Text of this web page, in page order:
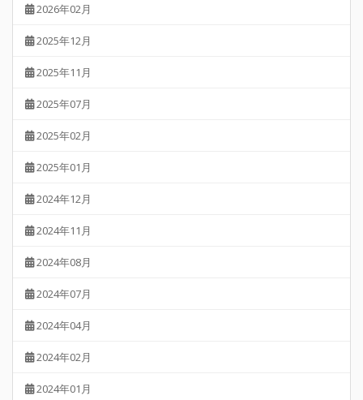
2026年02月
2025年12月
2025年11月
2025年07月
2025年02月
2025年01月
2024年12月
2024年11月
2024年08月
2024年07月
2024年04月
2024年02月
2024年01月